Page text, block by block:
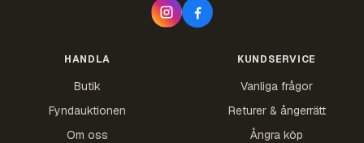
HANDLA
Butik
Fyndauktionen
Om oss
KUNDSERVICE
Vanliga frågor
Returer & ångerrätt
Ångra köp